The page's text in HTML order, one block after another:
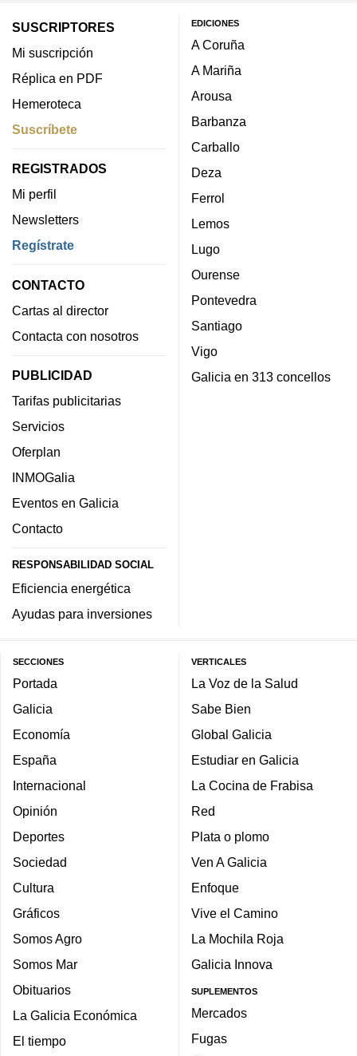
SUSCRIPTORES
Mi suscripción
Réplica en PDF
Hemeroteca
Suscríbete
REGISTRADOS
Mi perfil
Newsletters
Regístrate
CONTACTO
Cartas al director
Contacta con nosotros
PUBLICIDAD
Tarifas publicitarias
Servicios
Oferplan
INMOGalia
Eventos en Galicia
Contacto
RESPONSABILIDAD SOCIAL
Eficiencia energética
Ayudas para inversiones
EDICIONES
A Coruña
A Mariña
Arousa
Barbanza
Carballo
Deza
Ferrol
Lemos
Lugo
Ourense
Pontevedra
Santiago
Vigo
Galicia en 313 concellos
SECCIONES
Portada
Galicia
Economía
España
Internacional
Opinión
Deportes
Sociedad
Cultura
Gráficos
Somos Agro
Somos Mar
Obituarios
La Galicia Económica
El tiempo
VERTICALES
La Voz de la Salud
Sabe Bien
Global Galicia
Estudiar en Galicia
La Cocina de Frabisa
Red
Plata o plomo
Ven A Galicia
Enfoque
Vive el Camino
La Mochila Roja
Galicia Innova
SUPLEMENTOS
Mercados
Fugas